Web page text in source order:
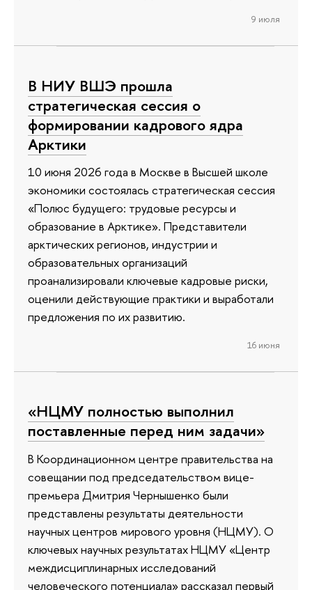
9 июля
В НИУ ВШЭ прошла
стратегическая сессия о
формировании кадрового ядра
Арктики
10 июня 2026 года в Москве в Высшей школе
экономики состоялась стратегическая сессия
«Полюс будущего: трудовые ресурсы и
образование в Арктике». Представители
арктических регионов, индустрии и
образовательных организаций
проанализировали ключевые кадровые риски,
оценили действующие практики и выработали
предложения по их развитию.
16 июня
«НЦМУ полностью выполнил
поставленные перед ним задачи»
В Координационном центре правительства на
совещании под председательством вице-
премьера Дмитрия Чернышенко были
представлены результаты деятельности
научных центров мирового уровня (НЦМУ). О
ключевых научных результатах НЦМУ «Центр
междисциплинарных исследований
человеческого потенциала» рассказал первый